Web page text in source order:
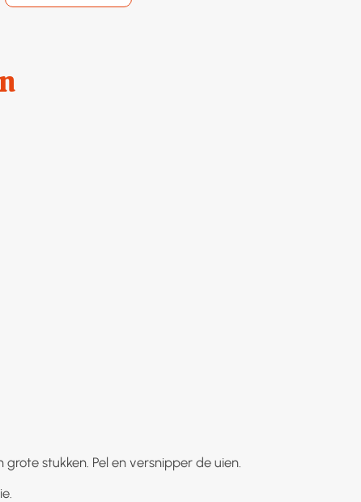
stukken. Pel en versnipper de uien.